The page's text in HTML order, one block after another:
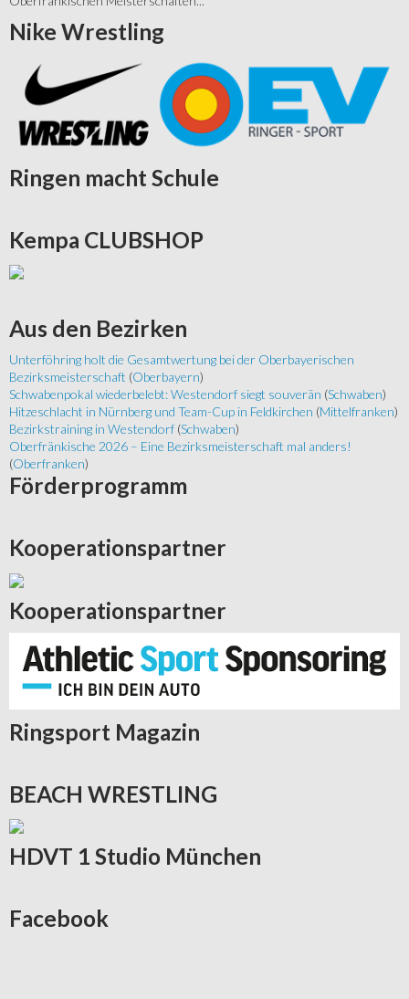
Nike Wrestling
Ringen macht Schule
Kempa CLUBSHOP
Aus den Bezirken
Unterföhring holt die Gesamtwertung bei der Oberbayerischen
Bezirksmeisterschaft (Oberbayern)
Schwabenpokal wiederbelebt: Westendorf siegt souverän (Schwaben)
Hitzeschlacht in Nürnberg und Team-Cup in Feldkirchen (Mittelfranken)
Bezirkstraining in Westendorf (Schwaben)
Oberfränkische 2026 – Eine Bezirksmeisterschaft mal anders!
(Oberfranken)
Förderprogramm
Kooperationspartner
Kooperationspartner
Ringsport Magazin
BEACH WRESTLING
HDVT 1 Studio München
Facebook